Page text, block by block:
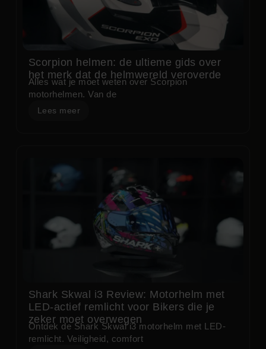
Scorpion helmen: de ultieme gids over
het merk dat de helmwereld veroverde
Alles wat je moet weten over Scorpion
motorhelmen. Van de
Lees meer
Shark Skwal i3 Review: Motorhelm met
LED-actief remlicht voor Bikers die je
zeker moet overwegen
Ontdek de Shark Skwal i3 motorhelm met LED-
remlicht. Veiligheid, comfort